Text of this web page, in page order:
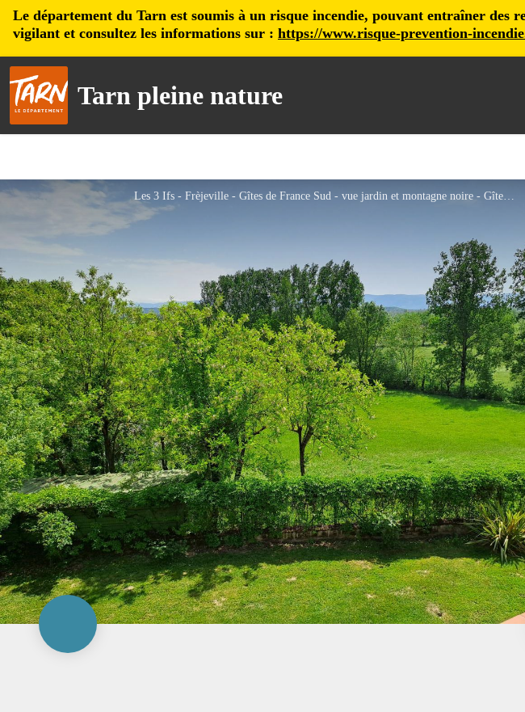
Le département du Tarn est soumis à un risque incendie, pouvant entraîner des
vigilant et consultez les informations sur : https://www.risque-prevention-
Tarn pleine nature
Les 3 Ifs - Frèjeville - Gîtes de France Sud - vue jardin et montagne noire - Gîtes de France